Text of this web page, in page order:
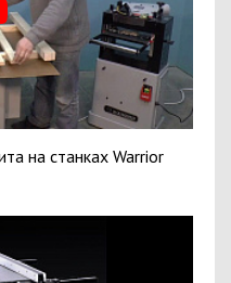
на станках Warrior